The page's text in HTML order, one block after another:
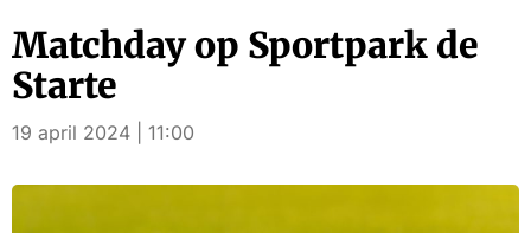
Matchday op Sportpark de
Starte
19 april 2024 | 11:00